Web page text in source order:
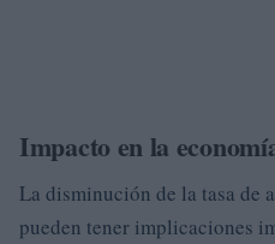
Impacto en la
La disminución de la tasa de
pueden tener implicaciones